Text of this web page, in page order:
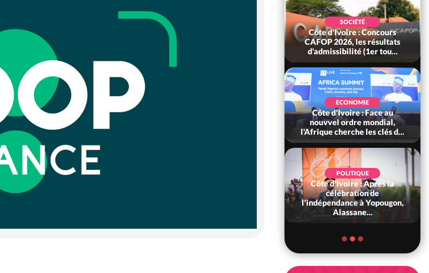
Côte d'Ivoire : Leleblé, le
Commandant KOUAME
Djahan Norbert, Nouveau
SOCIÉTÉ
Côte d'Ivoire : Concours
CAFOP 2026, les résultats
d'admissibilité (1er tou...
ECONOMIE
Côte d'Ivoire : Face au
nouvvel ordre mondial,
l'Afrique cherche les clés d...
POLITIQUE
Côte d'Ivoire : Après la
célébration de
l'indépendance à Yopougon,
Alassane...